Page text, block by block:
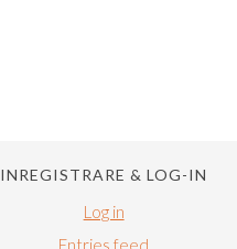
INREGISTRARE & LOG-IN
Log in
Entries feed